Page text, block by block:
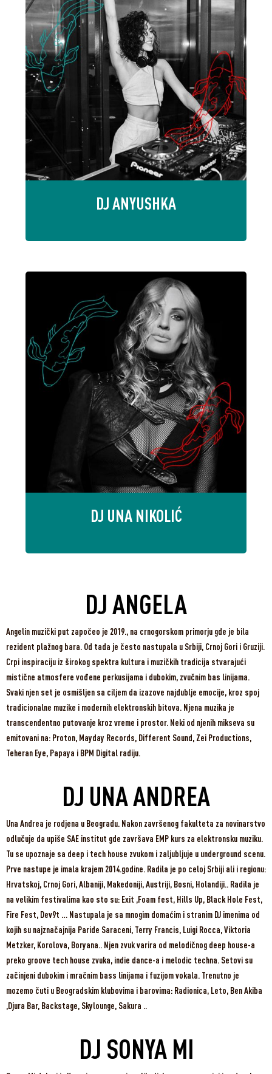
DJ ANYUSHKA
DJ UNA NIKOLIĆ
DJ ANGELA
Angelin muzički put započeo je 2019., na crnogorskom primorju gde je bila
rezident plažnog bara. Od tada je često nastupala u Srbiji, Crnoj Gori i Gruziji.
Crpi inspiraciju iz širokog spektra kultura i muzičkih tradicija stvarajući
mistične atmosfere vođene perkusijama i dubokim, zvučnim bas linijama.
Svaki njen set je osmišljen sa ciljem da izazove najdublje emocije, kroz spoj
tradicionalne muzike i modernih elektronskih bitova. Njena muzika je
transcendentno putovanje kroz vreme i prostor. Neki od njenih mikseva su
emitovani na: Proton, Mayday Records, Different Sound, Zei Productions,
Teheran Eye, Papaya i BPM Digital radiju.
DJ UNA ANDREA
Una Andrea je rodjena u Beogradu. Nakon završenog fakulteta za novinarstvo
odlučuje da upiše SAE institut gde završava EMP kurs za elektronsku muziku.
Tu se upoznaje sa deep i tech house zvukom i zaljubljuje u underground scenu.
Prve nastupe je imala krajem 2014.godine. Radila je po celoj Srbiji ali i regionu:
Hrvatskoj, Crnoj Gori, Albaniji, Makedoniji, Austriji, Bosni, Holandiji.. Radila je
na velikim festivalima kao sto su: Exit ,Foam fest, Hills Up, Black Hole Fest,
Fire Fest, Dev9t … Nastupala je sa mnogim domaćim i stranim DJ imenima od
kojih su najznačajnija Paride Saraceni, Terry Francis, Luigi Rocca, Viktoria
Metzker, Korolova, Boryana.. Njen zvuk varira od melodičnog deep house-a
preko groove tech house zvuka, indie dance-a i melodic techna. Setovi su
začinjeni dubokim i mračnim bass linijama i fuzijom vokala. Trenutno je
mozemo čuti u Beogradskim klubovima i barovima: Radionica, Leto, Ben Akiba
,Djura Bar, Backstage, Skylounge, Sakura ..
DJ SONYA MI